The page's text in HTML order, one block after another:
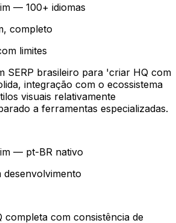
— 100+ idiomas
completo
limites
SERP brasileiro para 'criar HQ com
integração com o ecossistema
visuais relativamente
a ferramentas especializadas.
— pt-BR nativo
desenvolvimento
completa com consistência de